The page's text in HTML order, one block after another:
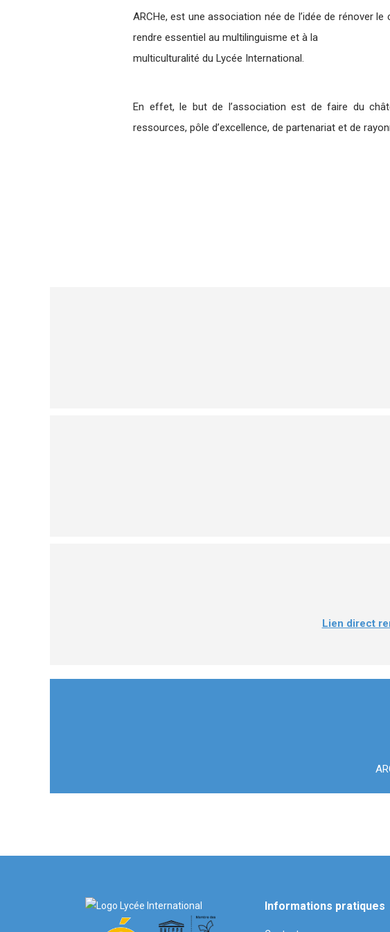
ARCHe, est une association née de l’idée de rénover
rendre essentiel au multilinguisme et à la
multiculturalité du Lycée International.
En effet, le but de l’association est de faire du
ressources, pôle d’excellence, de partenariat et de
Lien direct
Informations pratiques